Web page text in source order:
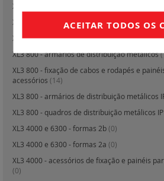
XL3 800 - fixação de cabos
XL3 400 - acessórios de fixação e painéis
XL3 800 - quadros de distribuição metálicos
XL3 800 - armários de distribuição metálicos
XL3 800 - fixação de cabos e rodapés e
acessórios (14)
XL3 800 - armários de distribuição metálicos
XL3 800 - quadros de distribuição metálicos
XL3 4000 e 6300 - formas 2b(0)
XL3 4000 e 6300 - formas 2a (0)
XL3 4000 - acessórios de fixação e painéis
(0)
ACEITAR TODOS OS